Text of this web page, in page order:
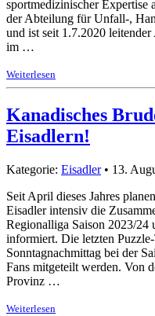
sportmedizinischer
der Abteilung für Unfall-,
und ist seit 1.7.2020
im …
Weiterlesen
Kanadisches
Eisadlern!
Kategorie: Eisadler• 13.
Seit April dieses Jahres
Eisadler intensiv die
Regionalliga Saison 2023/24
informiert. Die letzten
Sonntagnachmittag bei der
Fans mitgeteilt werden. Von
Provinz …
Weiterlesen